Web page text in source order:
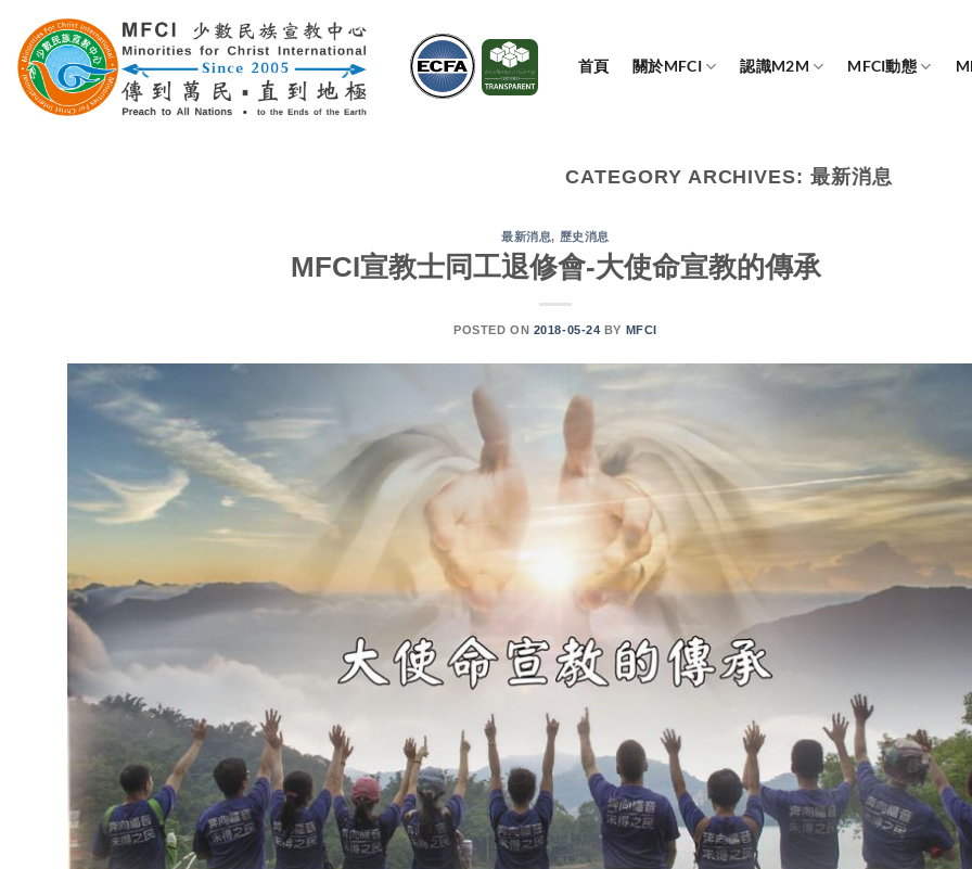
content
首頁 關於MFCI 認識M2M MFCI動態
CATEGORY ARCHIVES: 最新消息
最新消息, 歷史消息
MFCI宣教士同工退修會-大使命宣教的傳承
POSTED ON 2018-05-24 BY MFCI